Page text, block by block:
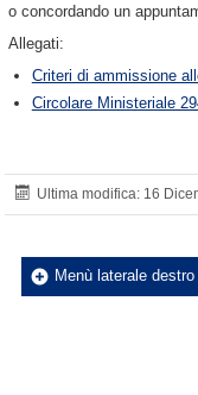
o concordando un
Allegati:
Criteri di ammissione
Circolare Ministeriale
Ultima modifica: 16
Menù laterale destro